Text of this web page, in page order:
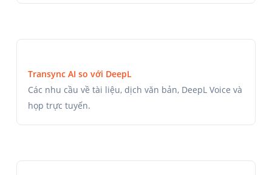
Transync AI so với DeepL
Các nhu cầu về tài liệu, dịch văn bản, DeepL Voice và
họp trực tuyến.